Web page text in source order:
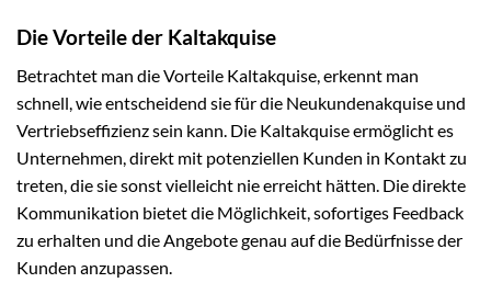
Die Vorteile der Kaltakquise
Betrachtet man die Vorteile Kaltakquise, erkennt man
schnell, wie entscheidend sie für die Neukundenakquise und
Vertriebseffizienz sein kann. Die Kaltakquise ermöglicht es
Unternehmen, direkt mit potenziellen Kunden in Kontakt zu
treten, die sie sonst vielleicht nie erreicht hätten. Die direkte
Kommunikation bietet die Möglichkeit, sofortiges Feedback
zu erhalten und die Angebote genau auf die Bedürfnisse der
Kunden anzupassen.